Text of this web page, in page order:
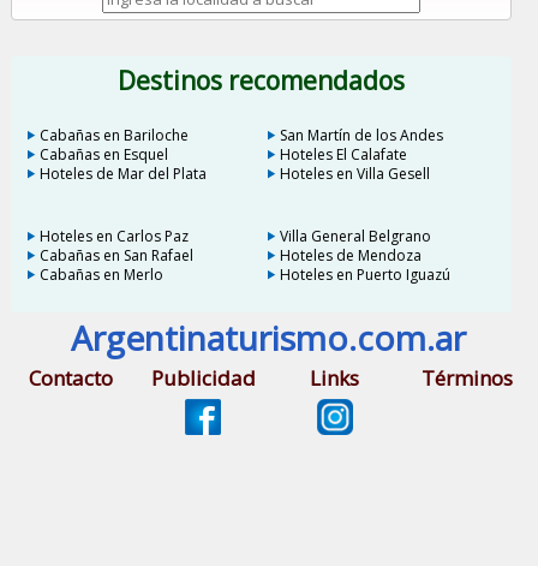
Destinos recomendados
Cabañas en Bariloche
San Martín de los Andes
Cabañas en Esquel
Hoteles El Calafate
Hoteles de Mar del Plata
Hoteles en Villa Gesell
Hoteles en Carlos Paz
Villa General Belgrano
Cabañas en San Rafael
Hoteles de Mendoza
Cabañas en Merlo
Hoteles en Puerto Iguazú
Argentinaturismo.com.ar
Contacto Publicidad Links Términos